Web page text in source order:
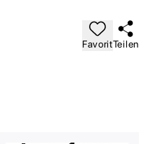
FavoritTeilen